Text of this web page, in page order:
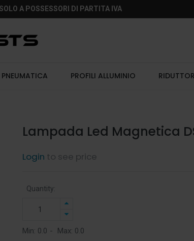
A POSSESSORI DI PARTITA IVA
PNEUMATICA PROFILI ALLUMINIO
Lampada Led Magnetica
Login to see price
Quantity:
Min: 0.0 - Max: 0.0